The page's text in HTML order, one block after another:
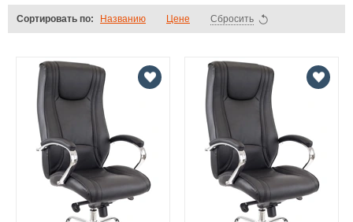
Сортировать по: Названию Цене Сбросить